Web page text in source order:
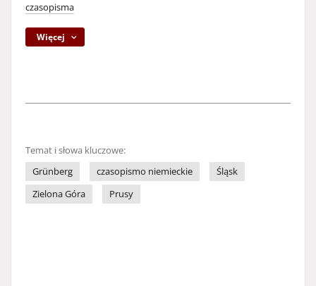
czasopisma
Więcej
Temat i słowa kluczowe:
Grünberg
czasopismo niemieckie
Śląsk
Zielona Góra
Prusy